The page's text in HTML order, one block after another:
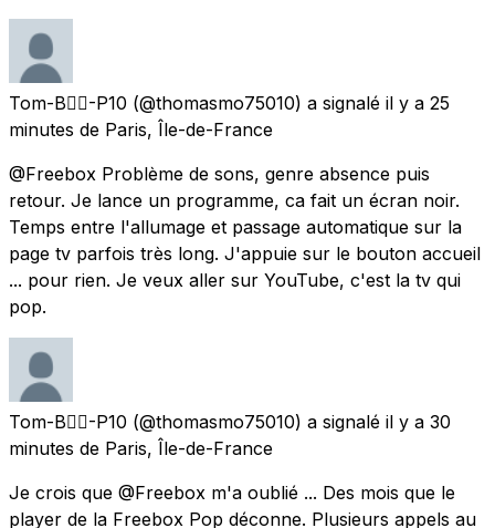
Tom-B🏳️‍🌈-P10 (@thomasmo75010) a signalé il y a 25
minutes de Paris, Île-de-France
@Freebox Problème de sons, genre absence puis
retour. Je lance un programme, ca fait un écran noir.
Temps entre l'allumage et passage automatique sur la
page tv parfois très long. J'appuie sur le bouton accueil
... pour rien. Je veux aller sur YouTube, c'est la tv qui
pop.
Tom-B🏳️‍🌈-P10 (@thomasmo75010) a signalé il y a 30
minutes de Paris, Île-de-France
Je crois que @Freebox m'a oublié ... Des mois que le
player de la Freebox Pop déconne. Plusieurs appels au